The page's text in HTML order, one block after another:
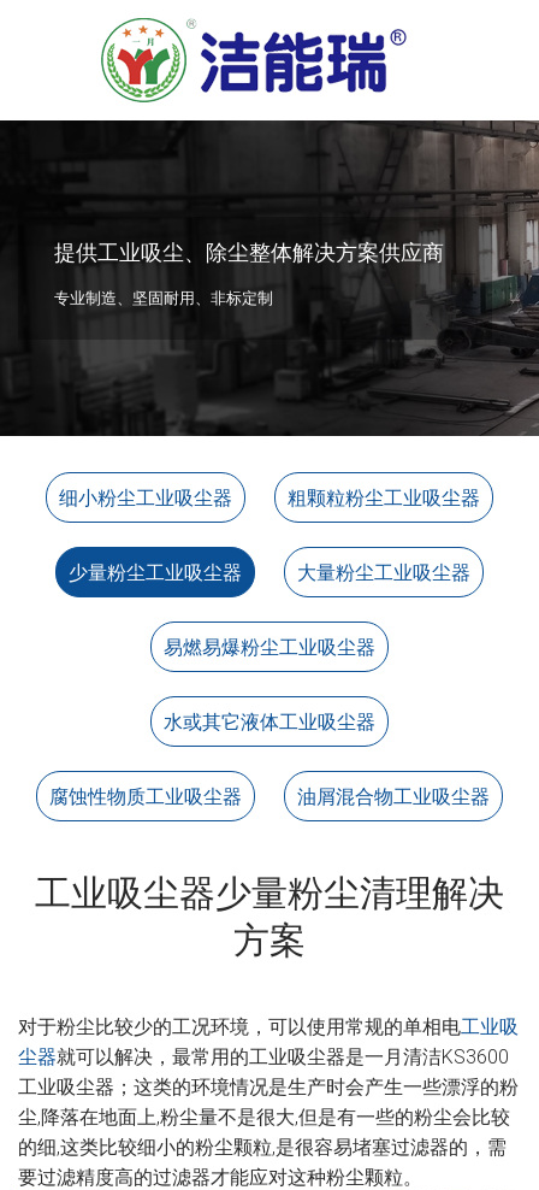
提供工业吸尘、除尘整体解决方案供应商
专业制造、坚固耐用、非标定制
细小粉尘工业吸尘器 粗颗粒粉尘工业吸尘器
少量粉尘工业吸尘器 大量粉尘工业吸尘器
易燃易爆粉尘工业吸尘器
水或其它液体工业吸尘器
腐蚀性物质工业吸尘器 油屑混合物工业吸尘器
工业吸尘器少量粉尘清理解决
方案
对于粉尘比较少的工况环境，可以使用常规的单相电工业吸
尘器就可以解决，最常用的工业吸尘器是一月清洁KS3600
工业吸尘器；这类的环境情况是生产时会产生一些漂浮的粉
尘,降落在地面上,粉尘量不是很大,但是有一些的粉尘会比较
的细,这类比较细小的粉尘颗粒,是很容易堵塞过滤器的，需
要过滤精度高的过滤器才能应对这种粉尘颗粒。